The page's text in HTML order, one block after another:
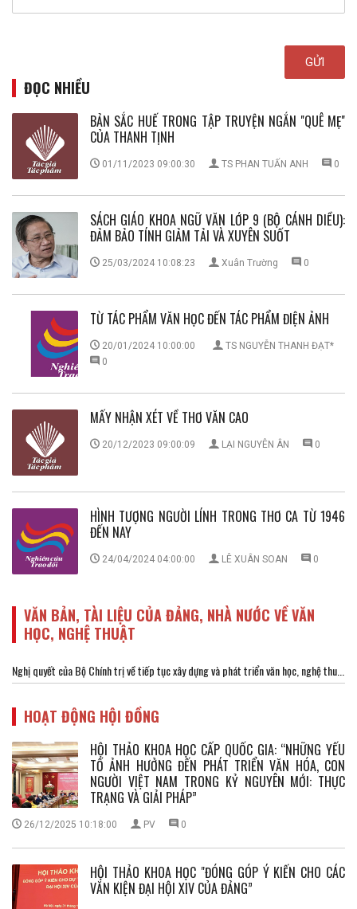
ĐỌC NHIỀU
BẢN SẮC HUẾ TRONG TẬP TRUYỆN NGẮN ''QUÊ MẸ''
CỦA THANH TỊNH
01/11/2023 09:00:30 TS PHAN TUẤN ANH 0
SÁCH GIÁO KHOA NGỮ VĂN LỚP 9 (BỘ CÁNH DIỀU):
ĐẢM BẢO TÍNH GIẢM TẢI VÀ XUYÊN SUỐT
25/03/2024 10:08:23 Xuân Trường 0
TỪ TÁC PHẨM VĂN HỌC ĐẾN TÁC PHẨM ĐIỆN ẢNH
20/01/2024 10:00:00
TS NGUYỄN THANH ĐẠT*
0
MẤY NHẬN XÉT VỀ THƠ VĂN CAO
20/12/2023 09:00:09 LẠI NGUYÊN ÂN 0
HÌNH TƯỢNG NGƯỜI LÍNH TRONG THƠ CA TỪ 1946
ĐẾN NAY
24/04/2024 04:00:00 LÊ XUÂN SOAN 0
VĂN BẢN, TÀI LIỆU CỦA ĐẢNG, NHÀ NƯỚC VỀ VĂN
HỌC, NGHỆ THUẬT
Nghị quyết của Bộ Chính trị về tiếp tục xây dựng và phát triển văn học, nghệ thu...
HOẠT ĐỘNG HỘI ĐỒNG
HỘI THẢO KHOA HỌC CẤP QUỐC GIA: “NHỮNG YẾU
TỐ ẢNH HƯỞNG ĐẾN PHÁT TRIỂN VĂN HÓA, CON
NGƯỜI VIỆT NAM TRONG KỶ NGUYÊN MỚI: THỰC
TRẠNG VÀ GIẢI PHÁP”
26/12/2025 10:18:00 PV 0
HỘI THẢO KHOA HỌC "ĐÓNG GÓP Ý KIẾN CHO CÁC
VĂN KIỆN ĐẠI HỘI XIV CỦA ĐẢNG”